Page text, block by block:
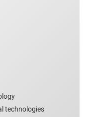
technologies